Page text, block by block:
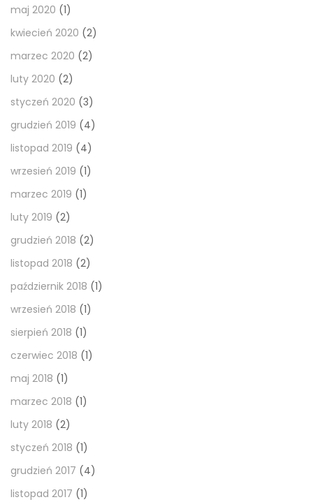
maj 2020 (1)
kwiecień 2020 (2)
marzec 2020 (2)
luty 2020 (2)
styczeń 2020 (3)
grudzień 2019 (4)
listopad 2019 (4)
wrzesień 2019 (1)
marzec 2019 (1)
luty 2019 (2)
grudzień 2018 (2)
listopad 2018 (2)
październik 2018 (1)
wrzesień 2018 (1)
sierpień 2018 (1)
czerwiec 2018 (1)
maj 2018 (1)
marzec 2018 (1)
luty 2018 (2)
styczeń 2018 (1)
grudzień 2017 (4)
listopad 2017 (1)